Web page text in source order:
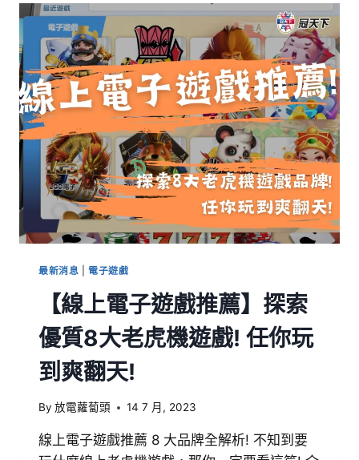
最新消息 電子遊戲
【線上電子遊戲推薦】探索
優質8大老虎機遊戲! 任你玩
到爽翻天!
By 放電蘿蔔頭 14 7 月, 2023
線上電子遊戲推薦 8 大品牌全解析! 不知到要